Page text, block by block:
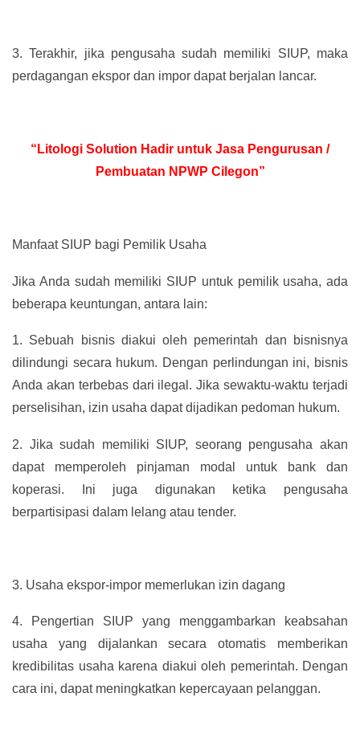
3. Terakhir, jika pengusaha sudah memiliki SIUP, maka
perdagangan ekspor dan impor dapat berjalan lancar.
“Litologi Solution Hadir untuk Jasa Pengurusan /
Pembuatan NPWP Cilegon”
Manfaat SIUP bagi Pemilik Usaha
Jika Anda sudah memiliki SIUP untuk pemilik usaha, ada
beberapa keuntungan, antara lain:
1. Sebuah bisnis diakui oleh pemerintah dan bisnisnya
dilindungi secara hukum. Dengan perlindungan ini, bisnis
Anda akan terbebas dari ilegal. Jika sewaktu-waktu terjadi
perselisihan, izin usaha dapat dijadikan pedoman hukum.
2. Jika sudah memiliki SIUP, seorang pengusaha akan
dapat memperoleh pinjaman modal untuk bank dan
koperasi. Ini juga digunakan ketika pengusaha
berpartisipasi dalam lelang atau tender.
3. Usaha ekspor-impor memerlukan izin dagang
4.
Pengertian SIUP yang menggambarkan keabsahan
usaha yang dijalankan secara otomatis memberikan
kredibilitas usaha karena diakui oleh pemerintah. Dengan
cara ini, dapat meningkatkan kepercayaan pelanggan.